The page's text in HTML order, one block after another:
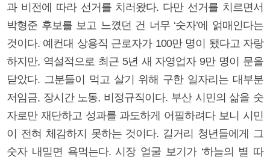
과 비전에 따라 선거를 치러왔다. 다만 선거를 치르면서
박형준 후보를 보고 느꼈던 건 너무 ‘숫자’에 얽매인다는
것이다. 예컨대 상용직 근로자가 100만 명이 됐다고 자랑
하지만, 역설적으로 최근 5년 새 자영업자 9만 명이 문을
닫았다. 그분들이 먹고 살기 위해 구한 일자리는 대부분
저임금, 장시간 노동, 비정규직이다. 부산 시민의 삶을 숫
자로만 재단하고 성과를 과도하게 어필하려다 보니 시민
이 전혀 체감하지 못하는 것이다. 길거리 청년들에게 그
숫자 내밀면 욕먹는다. 시장 얼굴 보기가 ‘하늘의 별 따